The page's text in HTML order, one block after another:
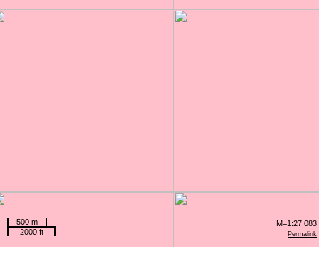
Permalink
500 m
2000 ft
M=1:27 083